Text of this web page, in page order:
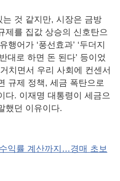
것 같지만, 시장은 금방
제를 집값 상승의 신호탄으
어가 ‘풍선효과’ ‘두더지
대로 하면 돈 된다’ 등이었
치면서 우리 사회에 컨센서
규제 정책, 세금 폭탄으로
다. 이재명 대통령이 세금으
했던 이유이다.
익률 계산까지…경매 초보